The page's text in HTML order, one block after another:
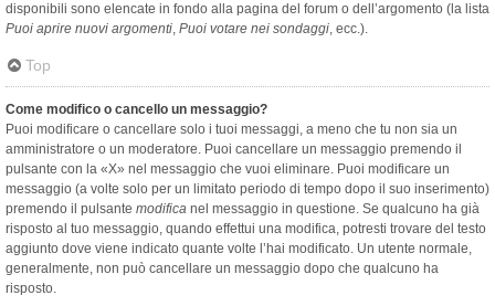
disponibili sono elencate in fondo alla pagina del forum o dell’argomento (la lista
Puoi aprire nuovi argomenti, Puoi votare nei sondaggi, ecc.).
Top
Come modifico o cancello un messaggio?
Puoi modificare o cancellare solo i tuoi messaggi, a meno che tu non sia un
amministratore o un moderatore. Puoi cancellare un messaggio premendo il
pulsante con la «X» nel messaggio che vuoi eliminare. Puoi modificare un
messaggio (a volte solo per un limitato periodo di tempo dopo il suo inserimento)
premendo il pulsante modifica nel messaggio in questione. Se qualcuno ha già
risposto al tuo messaggio, quando effettui una modifica, potresti trovare del testo
aggiunto dove viene indicato quante volte l’hai modificato. Un utente normale,
generalmente, non può cancellare un messaggio dopo che qualcuno ha
risposto.